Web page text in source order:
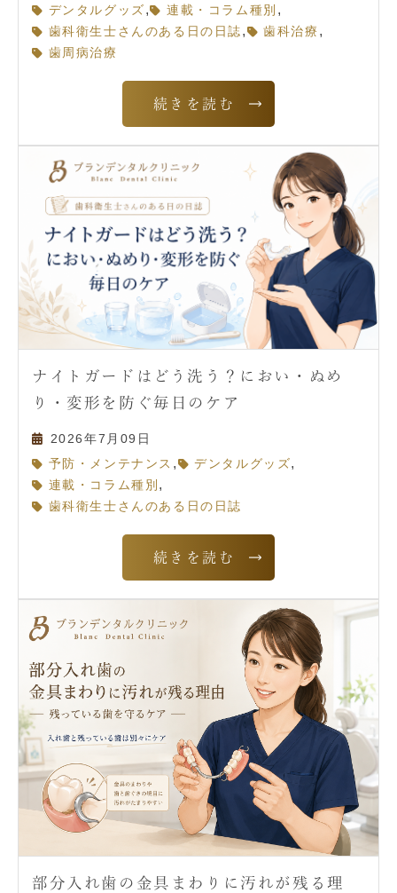
デンタルグッズ , 連載・コラム種別 ,
歯科衛生士さんのある日の日誌 , 歯科治療 ,
歯周病治療
続きを読む
ナイトガードはどう洗う？におい・ぬめ
り・変形を防ぐ毎日のケア
2026年7月09日
予防・メンテナンス , デンタルグッズ,
連載・コラム種別 ,
歯科衛生士さんのある日の日誌
続きを読む
部分入れ歯の金具まわりに汚れが残る理